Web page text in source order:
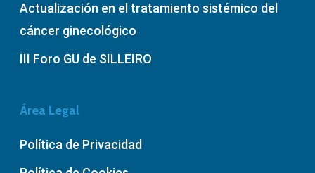
Actualización en el tratamiento sistémico del
cáncer ginecológico
III Foro GU de SILLEIRO
Área Legal
Política de Privacidad